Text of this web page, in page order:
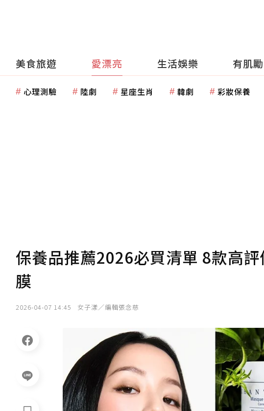
美食旅遊 愛漂亮 生活娛樂 有肌勵
心理測驗 陸劇 星座生肖 韓劇 彩妝保養
保養品推薦2026必買清單 8款高
膜
2026-04-07 14:45 女子漾／編輯張念慈